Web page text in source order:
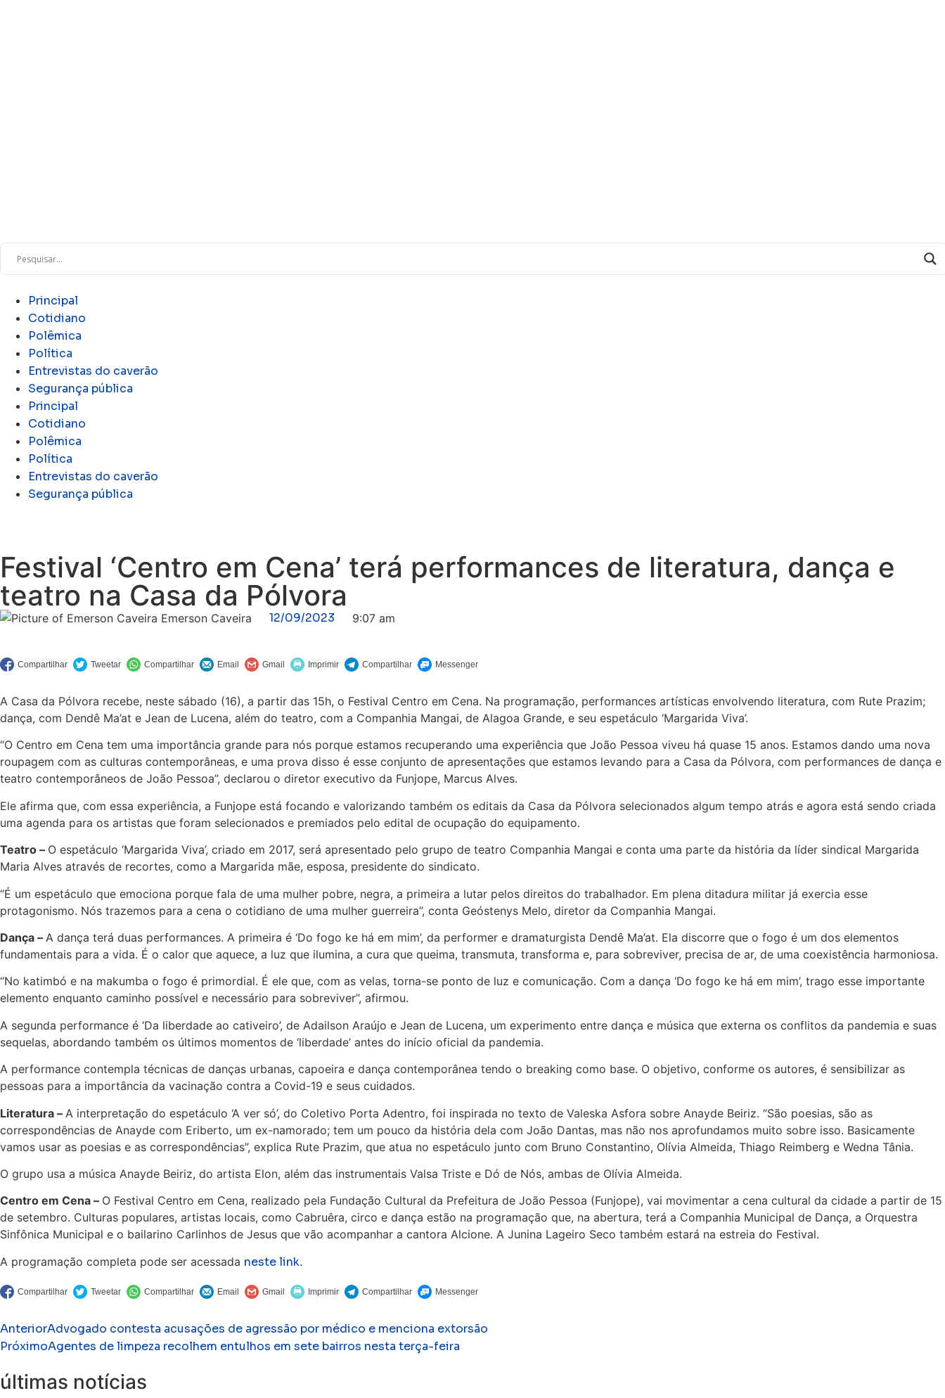
Principal
Cotidiano
Polêmica
Política
Entrevistas do caverão
Segurança pública
Principal
Cotidiano
Polêmica
Política
Entrevistas do caverão
Segurança pública
Festival ‘Centro em Cena’ terá performances de literatura, dança e
teatro na Casa da Pólvora
Emerson Caveira 12/09/2023 9:07 am
A Casa da Pólvora recebe, neste sábado (16), a partir das 15h, o Festival Centro em Cena. Na programação, performances artísticas envolvendo literatura, com Rute Prazim;
dança, com Dendê Ma’at e Jean de Lucena, além do teatro, com a Companhia Mangai, de Alagoa Grande, e seu espetáculo ‘Margarida Viva’.
“O Centro em Cena tem uma importância grande para nós porque estamos recuperando uma experiência que João Pessoa viveu há quase 15 anos. Estamos dando uma nova
roupagem com as culturas contemporâneas, e uma prova disso é esse conjunto de apresentações que estamos levando para a Casa da Pólvora, com performances de dança e
teatro contemporâneos de João Pessoa”, declarou o diretor executivo da Funjope, Marcus Alves.
Ele afirma que, com essa experiência, a Funjope está focando e valorizando também os editais da Casa da Pólvora selecionados algum tempo atrás e agora está sendo criada
uma agenda para os artistas que foram selecionados e premiados pelo edital de ocupação do equipamento.
Teatro – O espetáculo ‘Margarida Viva’, criado em 2017, será apresentado pelo grupo de teatro Companhia Mangai e conta uma parte da história da líder sindical Margarida
Maria Alves através de recortes, como a Margarida mãe, esposa, presidente do sindicato.
“É um espetáculo que emociona porque fala de uma mulher pobre, negra, a primeira a lutar pelos direitos do trabalhador. Em plena ditadura militar já exercia esse
protagonismo. Nós trazemos para a cena o cotidiano de uma mulher guerreira”, conta Geóstenys Melo, diretor da Companhia Mangai.
Dança – A dança terá duas performances. A primeira é ‘Do fogo ke há em mim’, da performer e dramaturgista Dendê Ma’at. Ela discorre que o fogo é um dos elementos
fundamentais para a vida. É o calor que aquece, a luz que ilumina, a cura que queima, transmuta, transforma e, para sobreviver, precisa de ar, de uma coexistência harmoniosa.
“No katimbó e na makumba o fogo é primordial. É ele que, com as velas, torna-se ponto de luz e comunicação. Com a dança ‘Do fogo ke há em mim’, trago esse importante
elemento enquanto caminho possível e necessário para sobreviver”, afirmou.
A segunda performance é ‘Da liberdade ao cativeiro’, de Adailson Araújo e Jean de Lucena, um experimento entre dança e música que externa os conflitos da pandemia e suas
sequelas, abordando também os últimos momentos de ‘liberdade’ antes do início oficial da pandemia.
A performance contempla técnicas de danças urbanas, capoeira e dança contemporânea tendo o breaking como base. O objetivo, conforme os autores, é sensibilizar as
pessoas para a importância da vacinação contra a Covid-19 e seus cuidados.
Literatura – A interpretação do espetáculo ‘A ver só’, do Coletivo Porta Adentro, foi inspirada no texto de Valeska Asfora sobre Anayde Beiriz. “São poesias, são as
correspondências de Anayde com Eriberto, um ex-namorado; tem um pouco da história dela com João Dantas, mas não nos aprofundamos muito sobre isso. Basicamente
vamos usar as poesias e as correspondências”, explica Rute Prazim, que atua no espetáculo junto com Bruno Constantino, Olívia Almeida, Thiago Reimberg e Wedna Tânia.
O grupo usa a música Anayde Beiriz, do artista Elon, além das instrumentais Valsa Triste e Dó de Nós, ambas de Olívia Almeida.
Centro em Cena – O Festival Centro em Cena, realizado pela Fundação Cultural da Prefeitura de João Pessoa (Funjope), vai movimentar a cena cultural da cidade a partir de 15
de setembro. Culturas populares, artistas locais, como Cabruêra, circo e dança estão na programação que, na abertura, terá a Companhia Municipal de Dança, a Orquestra
Sinfônica Municipal e o bailarino Carlinhos de Jesus que vão acompanhar a cantora Alcione. A Junina Lageiro Seco também estará na estreia do Festival.
A programação completa pode ser acessada neste link.
AnteriorAdvogado contesta acusações de agressão por médico e menciona extorsão
PróximoAgentes de limpeza recolhem entulhos em sete bairros nesta terça-feira
últimas notícias